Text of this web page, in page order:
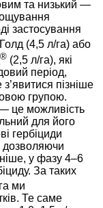
та низький —
застосування
(4,5 л/га) або
® (2,5 л/га), які
період,
пізніше
групою.
це можливість
для його
гербіциди
дозволяючи
у фазу 4–6
За таких
ми
Те саме